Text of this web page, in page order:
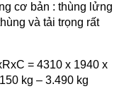
cơ bản : thùng lửng
và tải trọng rất
= 4310 x 1940 x
kg – 3.490 kg